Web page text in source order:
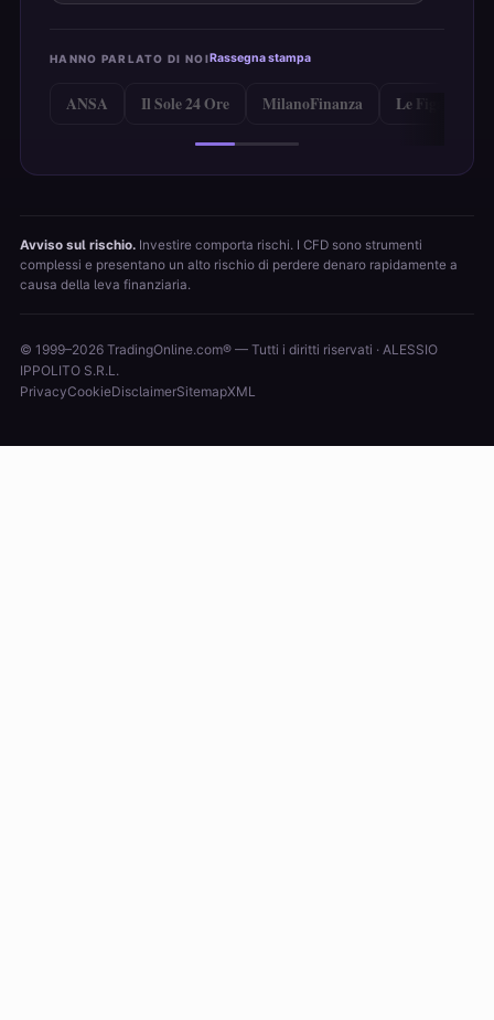
HANNO PARLATO DI NOIRassegna stampa
ANSA Il Sole 24 Ore MilanoFinanza Le Figaro
Avviso sul rischio. Investire comporta rischi. I CFD sono strumenti
complessi e presentano un alto rischio di perdere denaro rapidamente a
causa della leva finanziaria.
© 1999–2026 TradingOnline.com® — Tutti i diritti riservati · ALESSIO
IPPOLITO S.R.L.
PrivacyCookieDisclaimerSitemapXML